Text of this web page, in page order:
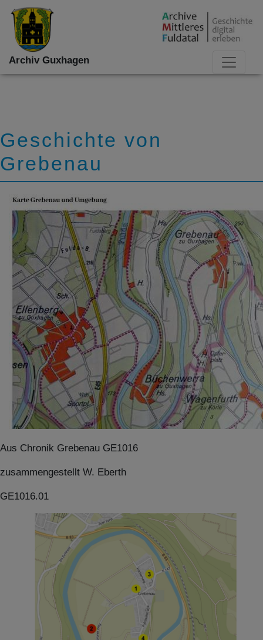
Archiv Guxhagen
Geschichte von
Grebenau
Aus Chronik Grebenau GE1016
zusammengestellt W. Eberth
GE1016.01